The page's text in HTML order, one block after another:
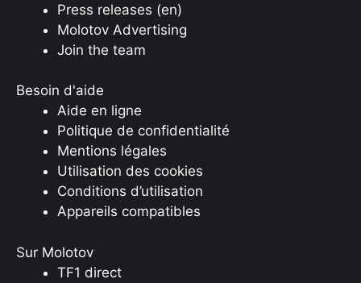
Press releases (en)
Molotov Advertising
Join the team
Besoin d'aide
Aide en ligne
Politique de confidentialité
Mentions légales
Utilisation des cookies
Conditions d’utilisation
Appareils compatibles
Sur Molotov
TF1 direct